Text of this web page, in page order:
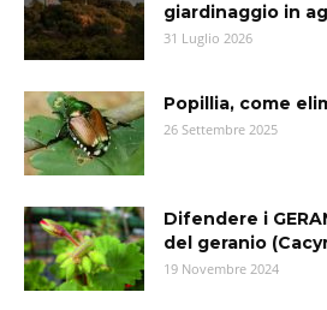
giardinaggio in
31 Luglio 2026
Popillia, come
26 Settembre 2025
Difendere i
del geranio
19 Novembre 2024